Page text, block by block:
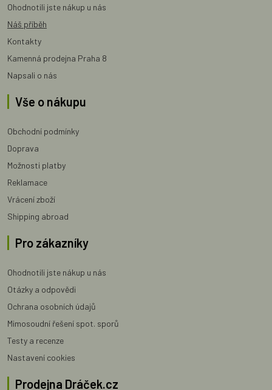
Ohodnotili jste nákup u nás
Náš příběh
Kontakty
Kamenná prodejna Praha 8
Napsali o nás
Vše o nákupu
Obchodní podmínky
Doprava
Možnosti platby
Reklamace
Vrácení zboží
Shipping abroad
Pro zákazníky
Ohodnotili jste nákup u nás
Otázky a odpovědi
Ochrana osobních údajů
Mimosoudní řešení spot. sporů
Testy a recenze
Nastavení cookies
Prodejna Dráček.cz